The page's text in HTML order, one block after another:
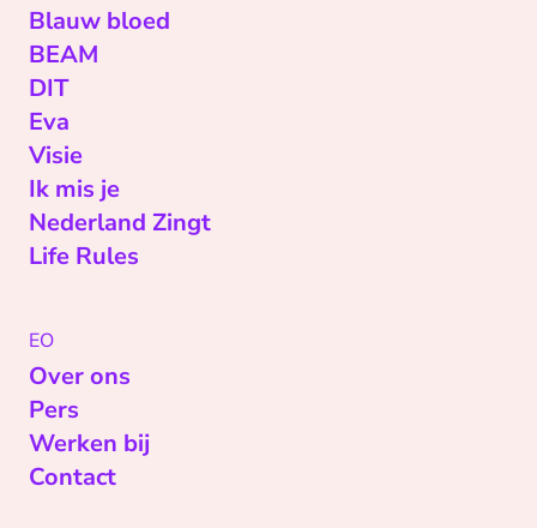
Blauw bloed
BEAM
DIT
Eva
Visie
Ik mis je
Nederland Zingt
Life Rules
EO
Over ons
Pers
Werken bij
Contact